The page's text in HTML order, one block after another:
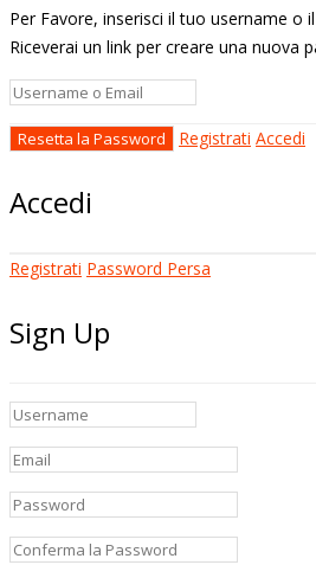
Per Favore, inserisci il tuo username o
Riceverai un link per creare una nuova
Registrati Accedi
Accedi
Registrati Password Persa
Sign Up